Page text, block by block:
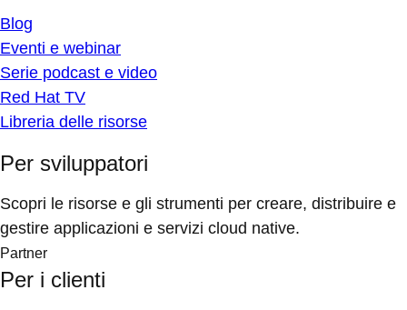
Blog
Eventi e webinar
Serie podcast e video
Red Hat TV
Libreria delle risorse
Per sviluppatori
Scopri le risorse e gli strumenti per creare, distribuire e
gestire applicazioni e servizi cloud native.
Partner
Per i clienti